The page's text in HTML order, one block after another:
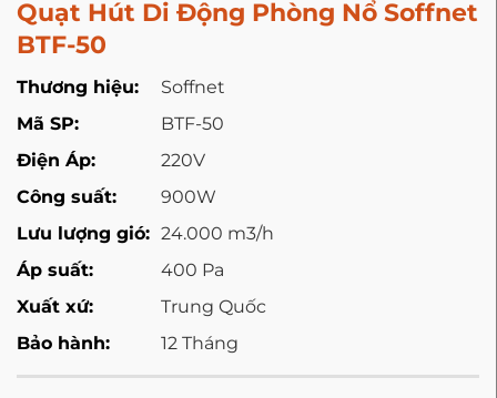
Quạt Hút Di Động Phòng Nổ Soffnet
BTF-50
Thương hiệu:
Soffnet
Mã SP:
BTF-50
Điện Áp:
220V
Công suất:
900W
Lưu lượng gió: 24.000 m3/h
Áp suất:
400 Pa
Xuất xứ:
Trung Quốc
Bảo hành:
12 Tháng